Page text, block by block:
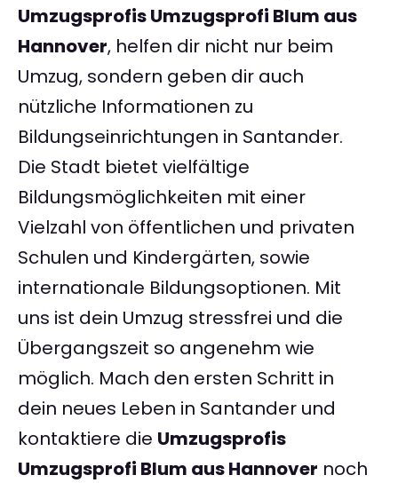
Umzugsprofis Umzugsprofi Blum aus
Hannover, helfen dir nicht nur beim
Umzug, sondern geben dir auch
nützliche Informationen zu
Bildungseinrichtungen in Santander.
Die Stadt bietet vielfältige
Bildungsmöglichkeiten mit einer
Vielzahl von öffentlichen und privaten
Schulen und Kindergärten, sowie
internationale Bildungsoptionen. Mit
uns ist dein Umzug stressfrei und die
Übergangszeit so angenehm wie
möglich. Mach den ersten Schritt in
dein neues Leben in Santander und
kontaktiere die Umzugsprofis
Umzugsprofi Blum aus Hannover noch